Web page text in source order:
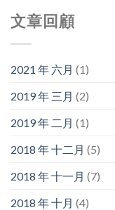
文章回顧
2021 年 六月 (1)
2019 年 三月 (2)
2019 年 二月 (1)
2018 年 十二月 (5)
2018 年 十一月 (7)
2018 年 十月 (4)